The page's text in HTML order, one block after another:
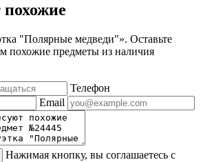
похожие
"Полярные медведи"». Оставьте
похожие предметы из наличия
Телефон
Email
Нажимая кнопку, вы соглашаетесь с